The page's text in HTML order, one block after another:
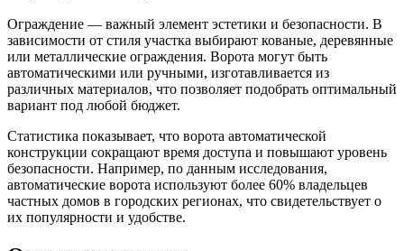
Ограждение — важный элемент эстетики и безопасности. В
зависимости от стиля участка выбирают кованые, деревянные
или металлические ограждения. Ворота могут быть
автоматическими или ручными, изготавливается из
различных материалов, что позволяет подобрать оптимальный
вариант под любой бюджет.
Статистика показывает, что ворота автоматической
конструкции сокращают время доступа и повышают уровень
безопасности. Например, по данным исследования,
автоматические ворота используют более 60% владельцев
частных домов в городских регионах, что свидетельствует о
их популярности и удобстве.